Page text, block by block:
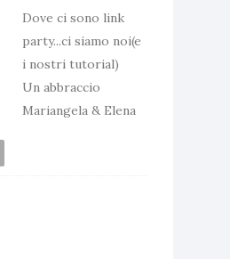
Dove ci sono link
party...ci siamo noi(e
i nostri tutorial)
Un abbraccio
Mariangela & Elena